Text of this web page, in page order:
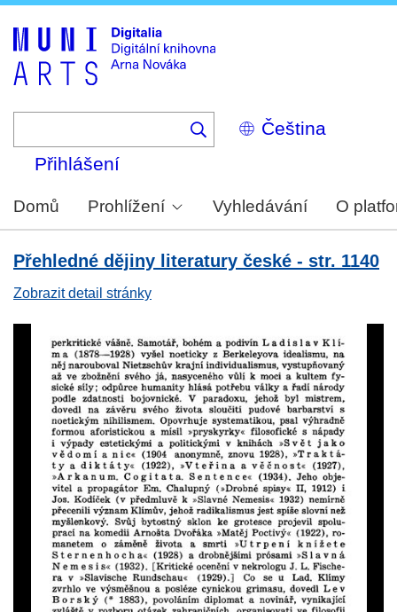
Select
your
Přihlášení
Domů Prohlížení Vyhledávání O
Přehledné dějiny literatury české - str. 1140
Zobrazit detail stránky